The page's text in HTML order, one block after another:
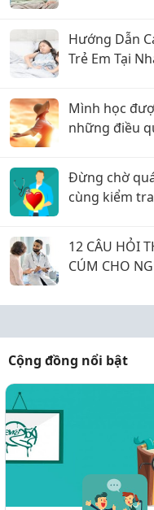
Hướng Dẫn
Trẻ Em Tại
Mình học
những điều
Đừng chờ
cùng kiểm
12 CÂU HỎI
CÚM CHO
Cộng đồng nổi bật